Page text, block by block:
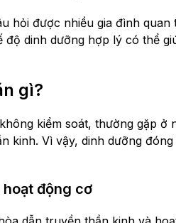
hỏi được nhiều gia đình
dinh dưỡng hợp lý có thể
gì?
kiểm soát, thường gặp ở
kinh. Vì vậy, dinh dưỡng
động cơ